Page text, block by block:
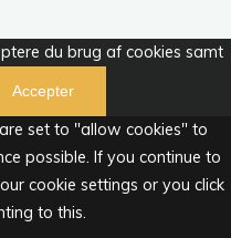
du brug af cookies samt
Accepter
set to "allow cookies" to
possible. If you continue to
cookie settings or you click
to this.